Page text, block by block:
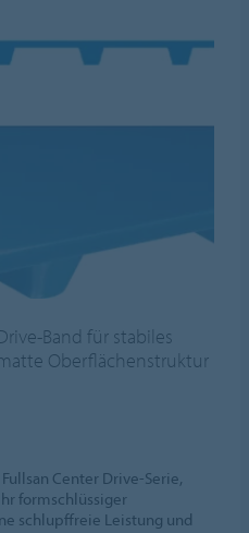
Band für stabiles
Oberflächenstruktur
Center Drive-Serie,
formschlüssiger
schlupffreie Leistung und